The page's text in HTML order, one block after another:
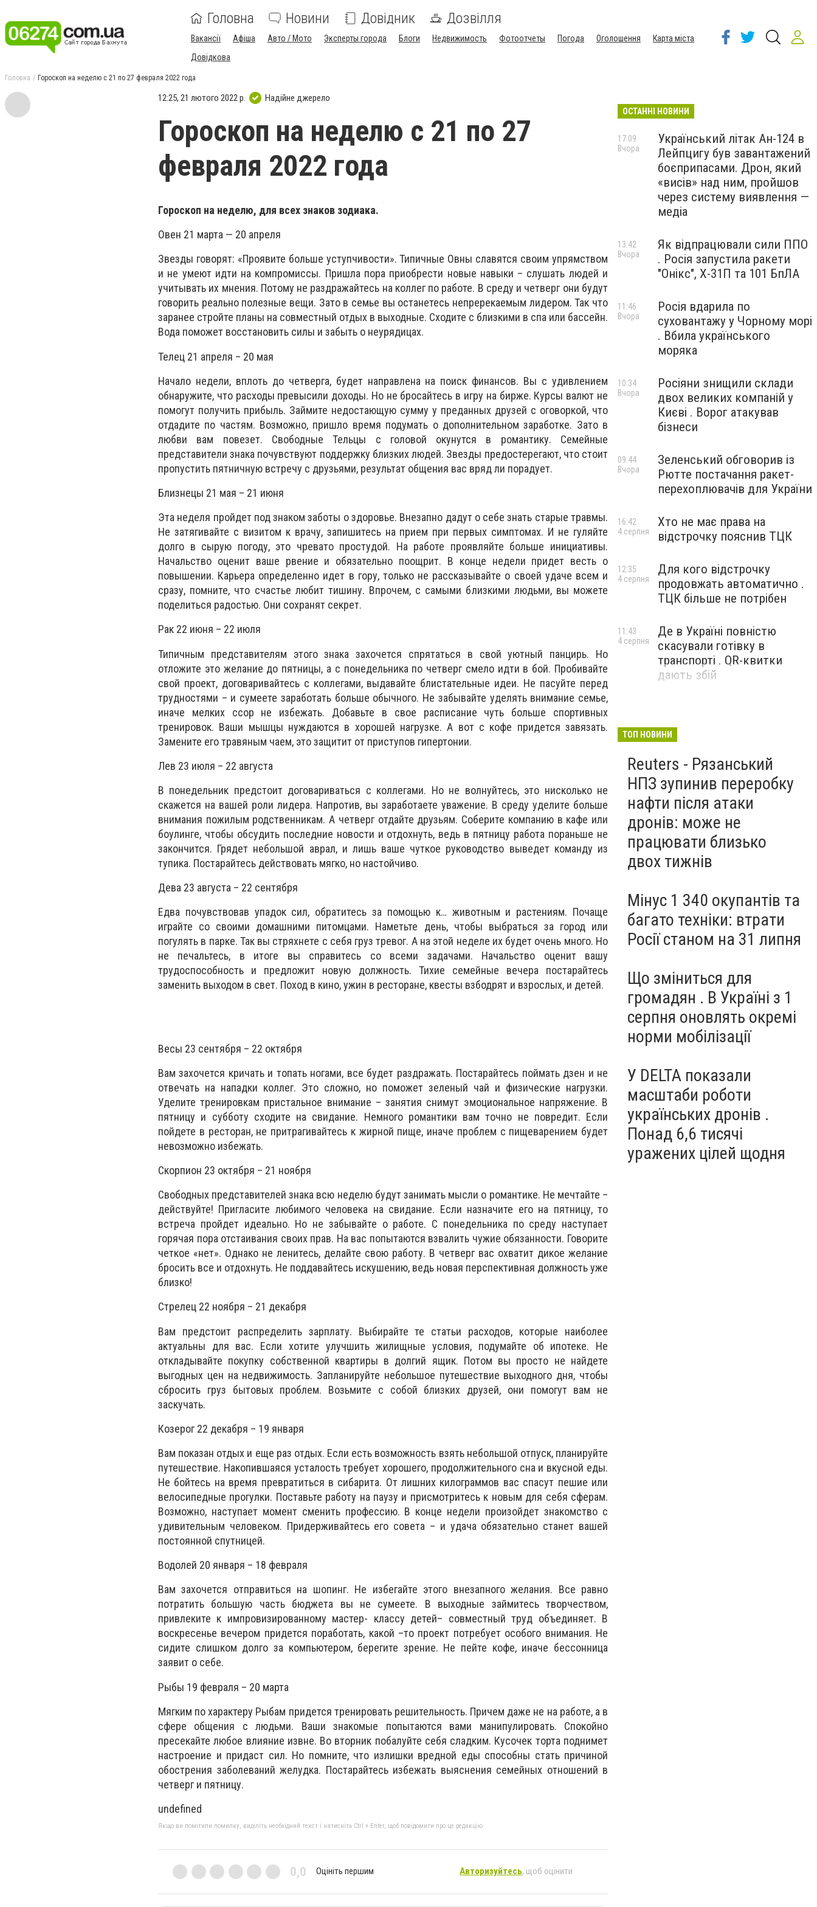
Головна Новини Довідник Дозвілля
Вакансії Афіша Авто / Мото Эксперты города Блоги Недвижимость Фотоотчеты Погода Оголошення
Карта міста
Довідкова
Головна Гороскоп на неделю с 21 по 27 февраля 2022 года
12:25, 21 лютого 2022 р. Надійне джерело
Гороскоп на неделю с 21 по 27
февраля 2022 года
Гороскоп на неделю, для всех знаков зодиака.
Овен 21 марта — 20 апреля
Звезды говорят: «Проявите больше уступчивости». Типичные Овны славятся своим упрямством
и не умеют идти на компромиссы. Пришла пора приобрести новые навыки – слушать людей и
учитывать их мнения. Потому не раздражайтесь на коллег по работе. В среду и четверг они будут
говорить реально полезные вещи. Зато в семье вы останетесь непререкаемым лидером. Так что
заранее стройте планы на совместный отдых в выходные. Сходите с близкими в спа или бассейн.
Вода поможет восстановить силы и забыть о неурядицах.
Телец 21 апреля – 20 мая
Начало недели, вплоть до четверга, будет направлена на поиск финансов. Вы с удивлением
обнаружите, что расходы превысили доходы. Но не бросайтесь в игру на бирже. Курсы валют не
помогут получить прибыль. Займите недостающую сумму у преданных друзей с оговоркой, что
отдадите по частям. Возможно, пришло время подумать о дополнительном заработке. Зато в
любви вам повезет. Свободные Тельцы с головой окунутся в романтику. Семейные
представители знака почувствуют поддержку близких людей. Звезды предостерегают, что стоит
пропустить пятничную встречу с друзьями, результат общения вас вряд ли порадует.
Близнецы 21 мая – 21 июня
Эта неделя пройдет под знаком заботы о здоровье. Внезапно дадут о себе знать старые травмы.
Не затягивайте с визитом к врачу, запишитесь на прием при первых симптомах. И не гуляйте
долго в сырую погоду, это чревато простудой. На работе проявляйте больше инициативы.
Начальство оценит ваше рвение и обязательно поощрит. В конце недели придет весть о
повышении. Карьера определенно идет в гору, только не рассказывайте о своей удаче всем и
сразу, помните, что счастье любит тишину. Впрочем, с самыми близкими людьми, вы можете
поделиться радостью. Они сохранят секрет.
Рак 22 июня – 22 июля
Типичным представителям этого знака захочется спрятаться в свой уютный панцирь. Но
отложите это желание до пятницы, а с понедельника по четверг смело идти в бой. Пробивайте
свой проект, договаривайтесь с коллегами, выдавайте блистательные идеи. Не пасуйте перед
трудностями – и сумеете заработать больше обычного. Не забывайте уделять внимание семье,
иначе мелких ссор не избежать. Добавьте в свое расписание чуть больше спортивных
тренировок. Ваши мышцы нуждаются в хорошей нагрузке. А вот с кофе придется завязать.
Замените его травяным чаем, это защитит от приступов гипертонии.
Лев 23 июля – 22 августа
В понедельник предстоит договариваться с коллегами. Но не волнуйтесь, это нисколько не
скажется на вашей роли лидера. Напротив, вы заработаете уважение. В среду уделите больше
внимания пожилым родственникам. А четверг отдайте друзьям. Соберите компанию в кафе или
боулинге, чтобы обсудить последние новости и отдохнуть, ведь в пятницу работа пораньше не
закончится. Грядет небольшой аврал, и лишь ваше чуткое руководство выведет команду из
тупика. Постарайтесь действовать мягко, но настойчиво.
Дева 23 августа – 22 сентября
Едва почувствовав упадок сил, обратитесь за помощью к… животным и растениям. Почаще
играйте со своими домашними питомцами. Наметьте день, чтобы выбраться за город или
погулять в парке. Так вы стряхнете с себя груз тревог. А на этой неделе их будет очень много. Но
не печальтесь, в итоге вы справитесь со всеми задачами. Начальство оценит вашу
трудоспособность и предложит новую должность. Тихие семейные вечера постарайтесь
заменить выходом в свет. Поход в кино, ужин в ресторане, квесты взбодрят и взрослых, и детей.
Весы 23 сентября – 22 октября
Вам захочется кричать и топать ногами, все будет раздражать. Постарайтесь поймать дзен и не
отвечать на нападки коллег. Это сложно, но поможет зеленый чай и физические нагрузки.
Уделите тренировкам пристальное внимание – занятия снимут эмоциональное напряжение. В
пятницу и субботу сходите на свидание. Немного романтики вам точно не повредит. Если
пойдете в ресторан, не притрагивайтесь к жирной пище, иначе проблем с пищеварением будет
невозможно избежать.
Скорпион 23 октября – 21 ноября
Свободных представителей знака всю неделю будут занимать мысли о романтике. Не мечтайте –
действуйте! Пригласите любимого человека на свидание. Если назначите его на пятницу, то
встреча пройдет идеально. Но не забывайте о работе. С понедельника по среду наступает
горячая пора отстаивания своих прав. На вас попытаются взвалить чужие обязанности. Говорите
четкое «нет». Однако не ленитесь, делайте свою работу. В четверг вас охватит дикое желание
бросить все и отдохнуть. Не поддавайтесь искушению, ведь новая перспективная должность уже
близко!
Стрелец 22 ноября – 21 декабря
Вам предстоит распределить зарплату. Выбирайте те статьи расходов, которые наиболее
актуальны для вас. Если хотите улучшить жилищные условия, подумайте об ипотеке. Не
откладывайте покупку собственной квартиры в долгий ящик. Потом вы просто не найдете
выгодных цен на недвижимость. Запланируйте небольшое путешествие выходного дня, чтобы
сбросить груз бытовых проблем. Возьмите с собой близких друзей, они помогут вам не
заскучать.
Козерог 22 декабря – 19 января
Вам показан отдых и еще раз отдых. Если есть возможность взять небольшой отпуск, планируйте
путешествие. Накопившаяся усталость требует хорошего, продолжительного сна и вкусной еды.
Не бойтесь на время превратиться в сибарита. От лишних килограммов вас спасут пешие или
велосипедные прогулки. Поставьте работу на паузу и присмотритесь к новым для себя сферам.
Возможно, наступает момент сменить профессию. В конце недели произойдет знакомство с
удивительным человеком. Придерживайтесь его совета – и удача обязательно станет вашей
постоянной спутницей.
Водолей 20 января – 18 февраля
Вам захочется отправиться на шопинг. Не избегайте этого внезапного желания. Все равно
потратить большую часть бюджета вы не сумеете. В выходные займитесь творчеством,
привлеките к импровизированному мастер- классу детей– совместный труд объединяет. В
воскресенье вечером придется поработать, какой –то проект потребует особого внимания. Не
сидите слишком долго за компьютером, берегите зрение. Не пейте кофе, иначе бессонница
заявит о себе.
Рыбы 19 февраля – 20 марта
Мягким по характеру Рыбам придется тренировать решительность. Причем даже не на работе, а в
сфере общения с людьми. Ваши знакомые попытаются вами манипулировать. Спокойно
пресекайте любое влияние извне. Во вторник побалуйте себя сладким. Кусочек торта поднимет
настроение и придаст сил. Но помните, что излишки вредной еды способны стать причиной
обострения заболеваний желудка. Постарайтесь избежать выяснения семейных отношений в
четверг и пятницу.
undefined
Якщо ви помітили помилку, виділіть необхідний текст і натисніть Ctrl + Enter, щоб повідомити про це редакцію
0,0 Оцініть першим Авторизуйтесь, щоб оцінити
ОСТАННІ НОВИНИ
Український літак Ан-124 в
Лейпцигу був завантажений
боєприпасами. Дрон, який
«висів» над ним, пройшов
через систему виявлення —
медіа
17:09
Вчора
Як відпрацювали сили ППО
. Росія запустила ракети
"Онікс", Х-31П та 101 БпЛА
13:42
Вчора
Росія вдарила по
суховантажу у Чорному морі
. Вбила українського
моряка
11:46
Вчора
Росіяни знищили склади
двох великих компаній у
Києві . Ворог атакував
бізнеси
10:34
Вчора
Зеленський обговорив із
Рютте постачання ракет-
перехоплювачів для України
09:44
Вчора
Хто не має права на
відстрочку пояснив ТЦК
16:42
4 серпня
Для кого відстрочку
продовжать автоматично .
ТЦК більше не потрібен
12:35
4 серпня
Де в Україні повністю
скасували готівку в
транспорті . QR-квитки
дають збій
11:43
4 серпня
ТОП НОВИНИ
Reuters - Рязанський
НПЗ зупинив переробку
нафти після атаки
дронів: може не
працювати близько
двох тижнів
Мінус 1 340 окупантів та
багато техніки: втрати
Росії станом на 31 липня
Що зміниться для
громадян . В Україні з 1
серпня оновлять окремі
норми мобілізації
У DELTA показали
масштаби роботи
українських дронів .
Понад 6,6 тисячі
уражених цілей щодня